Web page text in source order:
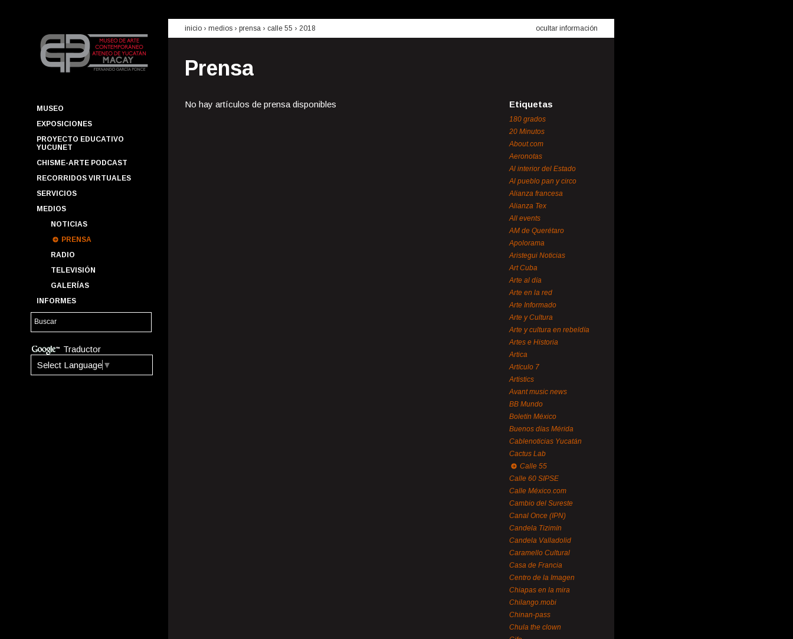
MUSEO
EXPOSICIONES
PROYECTO EDUCATIVO
YUCUNET
CHISME-ARTE PODCAST
RECORRIDOS VIRTUALES
SERVICIOS
MEDIOS
NOTICIAS
PRENSA
RADIO
TELEVISIÓN
GALERÍAS
INFORMES
Traductor
Select Language ▼
inicio › medios › prensa › calle 55 › 2018 ocultar información
Prensa
No hay artículos de prensa disponibles Etiquetas
180 grados
20 Minutos
About.com
Aeronotas
Al interior del Estado
Al pueblo pan y circo
Alianza francesa
Alianza Tex
All events
AM de Querétaro
Apolorama
Aristegui Noticias
Art Cuba
Arte al día
Arte en la red
Arte Informado
Arte y Cultura
Arte y cultura en rebeldía
Artes e Historia
Artica
Artículo 7
Artistics
Avant music news
BB Mundo
Boletín México
Buenos días Mérida
Cablenoticias Yucatán
Cactus Lab
Calle 55
Calle 60 SIPSE
Calle México.com
Cambio del Sureste
Canal Once (IPN)
Candela Tizimín
Candela Valladolid
Caramello Cultural
Casa de Francia
Centro de la Imagen
Chiapas en la mira
Chilango.mobi
Chinan-pass
Chula the clown